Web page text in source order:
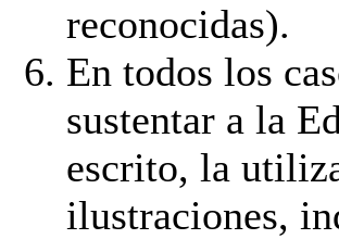
reconocidas).
En todos los
sustentar a la
escrito, la
ilustraciones,